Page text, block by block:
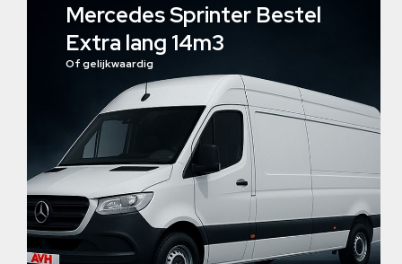
Mercedes Sprinter Bestel
Extra lang 14m3
Of gelijkwaardig